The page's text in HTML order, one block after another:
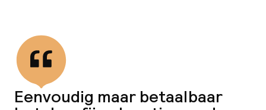
Eenvoudig maar betaalbaar